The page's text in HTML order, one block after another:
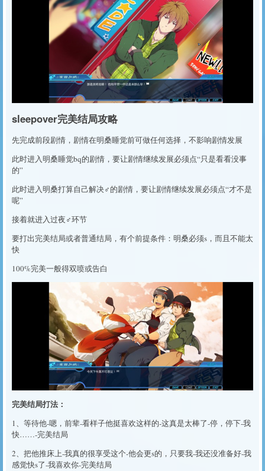
sleepover完美结局攻略
先完成前段剧情，剧情在明桑睡觉前可做任何选择，不影响剧情发展
此时进入明桑睡觉bq的剧情，要让剧情继续发展必须点“只是看看没事
的”
此时进入明桑打算自己解决♂的剧情，要让剧情继续发展必须点“才不是
呢”
接着就进入过夜♂环节
要打出完美结局或者普通结局，有个前提条件：明桑必须s，而且不能太
快
100%完美一般得双喷或告白
完美结局打法：
1、等待他-嗯，前辈-看样子他挺喜欢这样的-这真是太棒了-停，停下-我
快……-完美结局
2、把他推床上-我真的很享受这个-他会更s的，只要我-我还没准备好-我
感觉快s了-我喜欢你-完美结局